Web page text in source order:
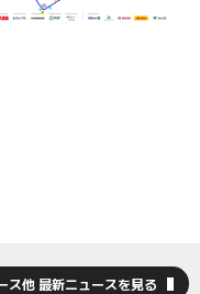
ス他 最新ニュースを見る